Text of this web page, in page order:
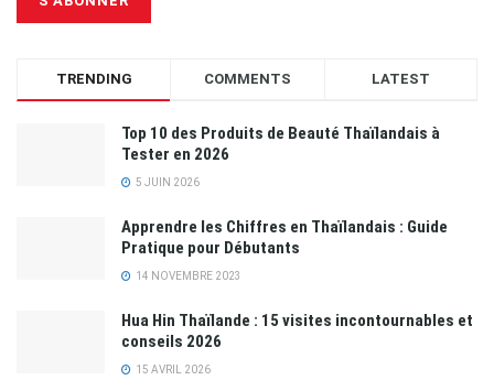
TRENDING COMMENTS LATEST
Top 10 des Produits de Beauté Thaïlandais à
Tester en 2026
5 JUIN 2026
Apprendre les Chiffres en Thaïlandais : Guide
Pratique pour Débutants
14 NOVEMBRE 2023
Hua Hin Thaïlande : 15 visites incontournables et
conseils 2026
15 AVRIL 2026